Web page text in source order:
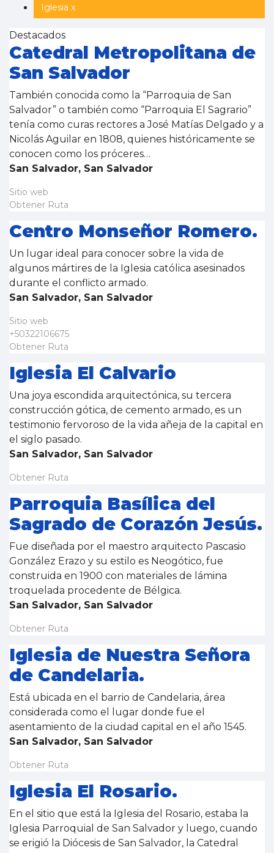
Iglesia x
Destacados
Catedral Metropolitana de
San Salvador
También conocida como la “Parroquia de San
Salvador” o también como “Parroquia El Sagrario”
tenía como curas rectores a José Matías Delgado y a
Nicolás Aguilar en 1808, quienes históricamente se
conocen como los próceres…
San Salvador, San Salvador
Sitio web
Obtener Ruta
Centro Monseñor Romero.
Un lugar ideal para conocer sobre la vida de
algunos mártires de la Iglesia católica asesinados
durante el conflicto armado.
San Salvador, San Salvador
Sitio web
+50322106675
Obtener Ruta
Iglesia El Calvario
Una joya escondida arquitectónica, su tercera
construcción gótica, de cemento armado, es un
testimonio fervoroso de la vida añeja de la capital en
el siglo pasado.
San Salvador, San Salvador
Obtener Ruta
Parroquia Basílica del
Sagrado de Corazón Jesús.
Fue diseñada por el maestro arquitecto Pascasio
González Erazo y su estilo es Neogótico, fue
construida en 1900 con materiales de lámina
troquelada procedente de Bélgica.
San Salvador, San Salvador
Obtener Ruta
Iglesia de Nuestra Señora
de Candelaria.
Está ubicada en el barrio de Candelaria, área
considerada como el lugar donde fue el
asentamiento de la ciudad capital en el año 1545.
San Salvador, San Salvador
Obtener Ruta
Iglesia El Rosario.
En el sitio que está la Iglesia del Rosario, estaba la
Iglesia Parroquial de San Salvador y luego, cuando
se erigió la Diócesis de San Salvador, la Catedral